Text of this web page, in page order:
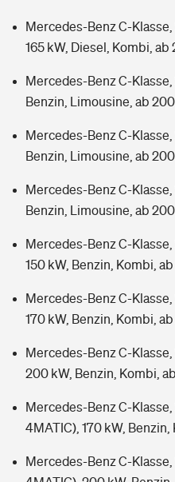
Mercedes-Benz C-Klasse,
165 kW, Diesel, Kombi, ab
Mercedes-Benz C-Klasse,
Benzin, Limousine, ab
Mercedes-Benz C-Klasse,
Benzin, Limousine, ab
Mercedes-Benz C-
Benzin, Limousine, ab
Mercedes-Benz C-Klasse,
150 kW, Benzin, Kombi,
Mercedes-Benz C-Klasse,
170 kW, Benzin, Kombi,
Mercedes-Benz C-Klasse,
200 kW, Benzin, Kombi,
Mercedes-Benz C-Klasse,
4MATIC), 170 kW,
Mercedes-Benz C-Klasse,